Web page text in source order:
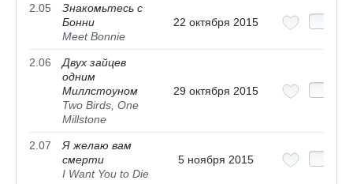
2.05
Знакомьтесь с
Бонни
Meet Bonnie
22 октября 2015
2.06
Двух зайцев
одним
Миллстоуном
Two Birds, One
Millstone
29 октября 2015
2.07
Я желаю вам
смерти
I Want You to Die
5 ноября 2015